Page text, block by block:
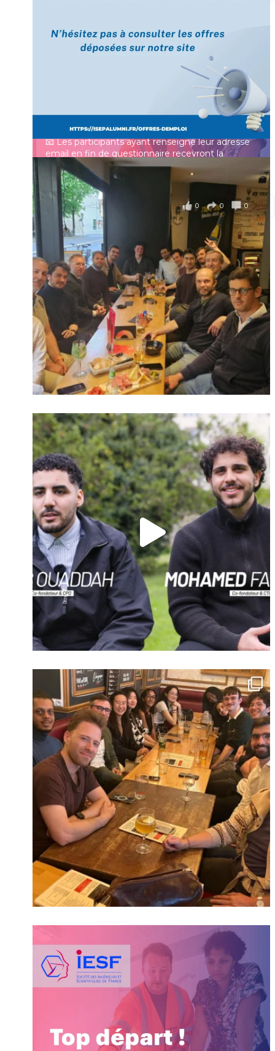
Charger plus Suivre sur Instagram
[Enquête IESF 2026] Top départ 🚀
👩‍🎓 Ingénieurs diplômés, vous avez jusqu’au 31
mai pour participer et faire entendre votre voix !
Depuis plus de 60 ans, cette enquête vise à établir
un panorama complet de la situation socio-
professionnelle des ingénieurs et scientifiques
français.
📧 Les participants ayant renseigné leur adresse
email en fin de questionnaire recevront la
synthèse des résultats...Voir plus
il y a 4 mois
0 0 0
Voir sur Facebook
Prénom
Mot de passe
Se souvenir de moi
Connexion
Identifiant oublié ?
Mot de passe
oublié ?